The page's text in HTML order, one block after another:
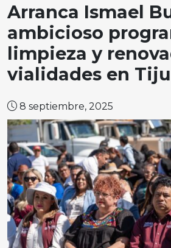
Arranca Ismael
ambicioso
limpieza y
vialidades en
8 septiembre, 2025